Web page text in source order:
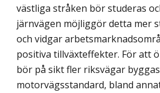
västliga stråken bör studeras
järnvägen möjliggör detta mer
och vidgar
positiva tillväxteffekter. För att
bör på sikt fler riksvägar
motorvägsstandard, bland